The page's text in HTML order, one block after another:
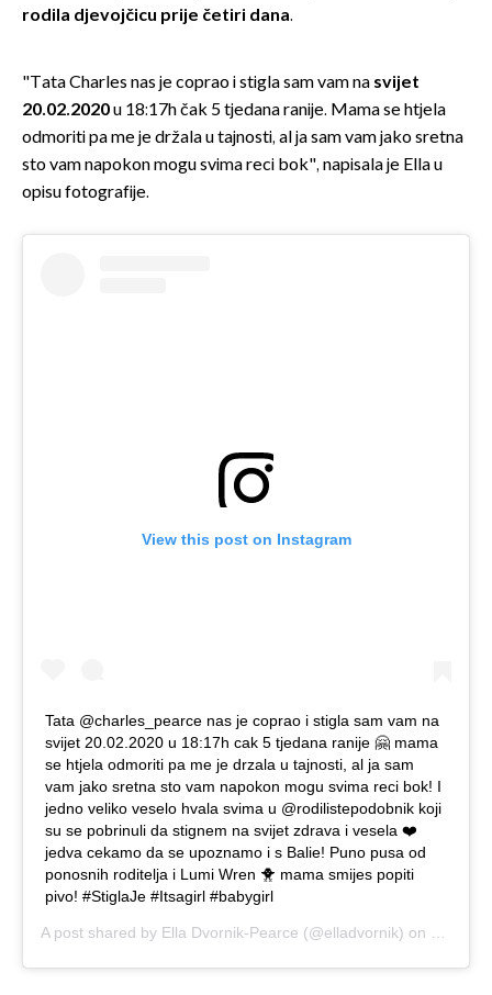
rodila djevojčicu prije četiri dana.
"Tata Charles nas je coprao i stigla sam vam na svijet
20.02.2020u 18:17h čak 5 tjedana ranije. Mama se htjela
odmoriti pa me je držala u tajnosti, al ja sam vam jako sretna
sto vam napokon mogu svima reci bok", napisala je Ella u
opisu fotografije.
View this post on Instagram
Tata @charles_pearce nas je coprao i stigla sam vam na
svijet 20.02.2020 u 18:17h cak 5 tjedana ranije 🤗 mama
se htjela odmoriti pa me je drzala u tajnosti, al ja sam
vam jako sretna sto vam napokon mogu svima reci bok! I
jedno veliko veselo hvala svima u @rodilistepodobnik koji
su se pobrinuli da stignem na svijet zdrava i vesela ❤️
jedva cekamo da se upoznamo i s Balie! Puno pusa od
ponosnih roditelja i Lumi Wren 🐥 mama smijes popiti
pivo! #StiglaJe #Itsagirl #babygirl
A post shared by Ella Dvornik-Pearce (@elladvornik) on